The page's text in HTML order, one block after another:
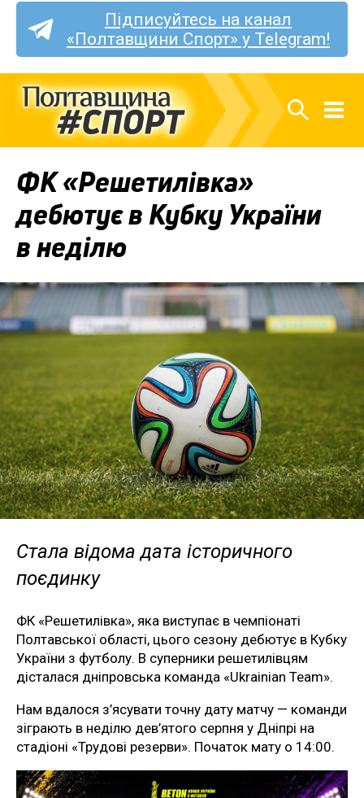
Підписуйтесь на канал
«Полтавщини Спорт» у Telegram!
ФК «Решетилівка»
дебютує в Кубку України
в неділю
Стала відома дата історичного
поєдинку
ФК «Решетилівка», яка виступає в чемпіонаті
Полтавської області, цього сезону дебютує в Кубку
України з футболу. В суперники решетилівцям
дісталася дніпровська команда «Ukrainian Team».
Нам вдалося з’ясувати точну дату матчу — команди
зіграють в неділю дев’ятого серпня у Дніпрі на
стадіоні «Трудові резерви». Початок мату о 14:00.